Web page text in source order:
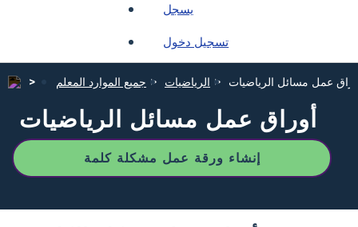
يسجل
تسجيل دخول
جميع الموارد المعلم الرياضيات عمل مسائل الرياضيات
أوراق عمل مسائل الرياضيات
إنشاء ورقة عمل مشكلة كلمة